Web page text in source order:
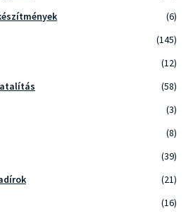
(6)
(145)
(12)
(58)
(3)
(8)
(39)
(21)
(16)